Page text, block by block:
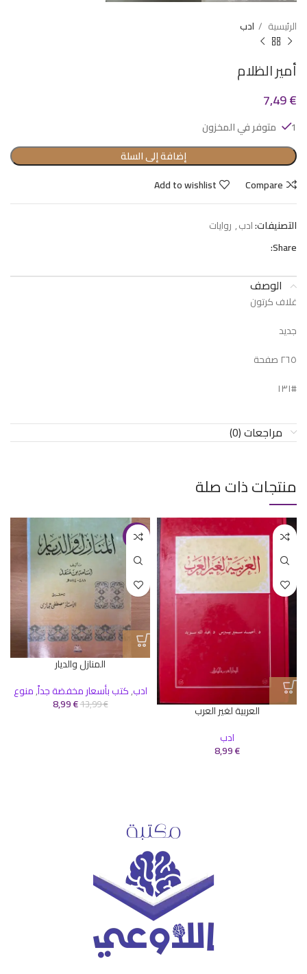
الرئيسية ادب
أمير الظلام
7,49€
1 متوفر في المخزون
إضافة إلى السلة
Compare
Add to wishlist
التصنيفات:ادب, روايات
Share:
الوصف
غلاف كرتون
جديد
٢٦٥ صفحة
#١٣١
مراجعات (0)
منتجات ذات صلة
العربية لغير العرب
ادب
8,99€
-36%
المنازل والديار
ادب,كتب بأسعار مخفضة جداً,منوع
13,99€
8,99€